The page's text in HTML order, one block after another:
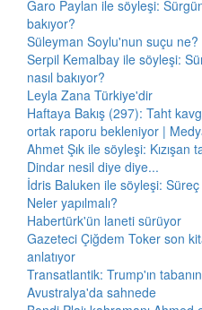
Garo Paylan ile söyleşi:
bakıyor?
Süleyman Soylu'nun suçu ne?
Serpil Kemalbay ile söyleşi:
nasıl bakıyor?
Leyla Zana Türkiye'dir
Haftaya Bakış (297): Taht
ortak raporu bekleniyor |
Ahmet Şık ile söyleşi: Kızışan
Dindar nesil diye diye...
İdris Baluken ile söyleşi: Süreç
Neler yapılmalı?
Habertürk'ün laneti sürüyor
Gazeteci Çiğdem Toker son
anlatıyor
Transatlantik: Trump'ın
Avustralya'da sahnede